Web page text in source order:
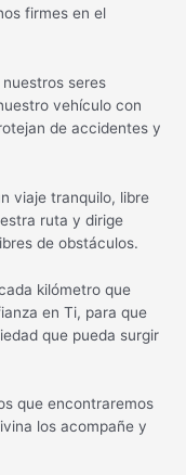
firmes en el
seres
vehículo con
de accidentes y
viaje tranquilo, libre
ruta y dirige
de obstáculos.
kilómetro que
en Ti, para que
que pueda surgir
que encontraremos
los acompañe y